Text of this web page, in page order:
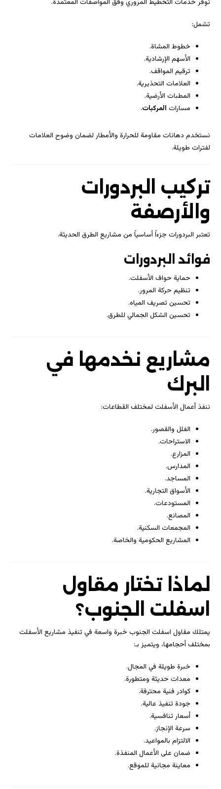
نوفر خدمات التخطيط المروري وفق المواصفات المعتمدة.
تشمل:
خطوط المشاة.
الأسهم الإرشادية.
ترقيم المواقف.
العلامات التحذيرية.
المطبات الأرضية.
مسارات المركبات.
نستخدم دهانات مقاومة للحرارة والأمطار لضمان وضوح العلامات
لفترات طويلة.
تركيب البردورات
والأرصفة
تعتبر البردورات جزءاً أساسياً من مشاريع الطرق الحديثة.
فوائد البردورات
حماية حواف الأسفلت.
تنظيم حركة المرور.
تحسين تصريف المياه.
تحسين الشكل الجمالي للطرق.
مشاريع نخدمها في
البرك
ننفذ أعمال الأسفلت لمختلف القطاعات:
الفلل والقصور.
الاستراحات.
المزارع.
المدارس.
المساجد.
الأسواق التجارية.
المستودعات.
المصانع.
المجمعات السكنية.
المشاريع الحكومية والخاصة.
لماذا تختار مقاول
اسفلت الجنوب؟
يمتلك مقاول اسفلت الجنوب خبرة واسعة في تنفيذ مشاريع الأسفلت
بمختلف أحجامها، ويتميز بـ:
خبرة طويلة في المجال.
معدات حديثة ومتطورة.
كوادر فنية محترفة.
جودة تنفيذ عالية.
أسعار تنافسية.
سرعة الإنجاز.
الالتزام بالمواعيد.
ضمان على الأعمال المنفذة.
معاينة مجانية للموقع.